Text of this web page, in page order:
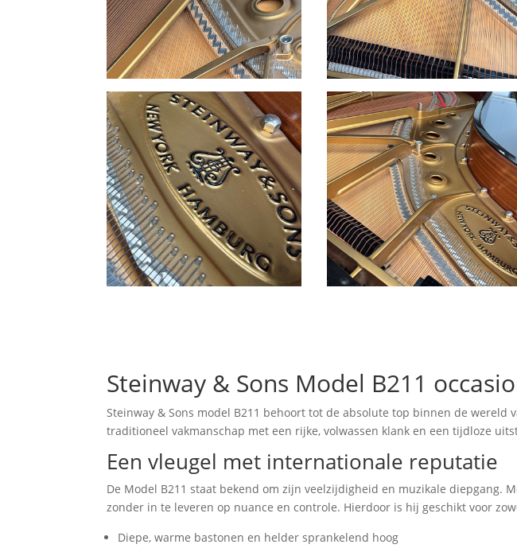
Steinway & Sons Model B211
Steinway & Sons model B211 behoort tot de absolute top binnen de
traditioneel vakmanschap met een rijke, volwassen klank en een tijdloze
Een vleugel met internationale reputatie
De Model B211 staat bekend om zijn veelzijdigheid en muzikale diepgang.
zonder in te leveren op nuance en controle. Hierdoor is hij geschikt voor
Diepe, warme bastonen en helder sprankelend hoog